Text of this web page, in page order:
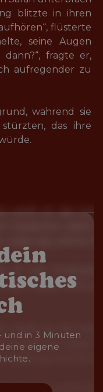
blitzte in ihren
flüsterte
seine Augen
fragte er,
aufregender zu
während sie
das ihre
und in 3 Minuten
eigene